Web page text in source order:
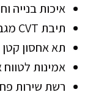
איכות בנייה
תיבת CVT מגבילה את הביצועים במהירויות גבוהות
תא אחסון
אמינות
רשת שירות